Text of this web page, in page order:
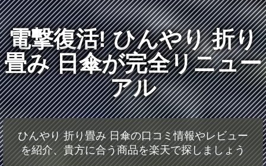
電撃復活! ひんやり 折り
畳み 日傘が完全リニュー
アル
ひんやり 折り畳み 日傘の口コミ情報やレビュー
を紹介、貴方に合う商品を楽天で探しましょう